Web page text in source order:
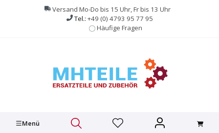
springen
Versand Mo-Do bis 15 Uhr, Fr bis 13 Uhr
Tel.: +49 (0) 4793 95 77 95
Häufige Fragen
Menü